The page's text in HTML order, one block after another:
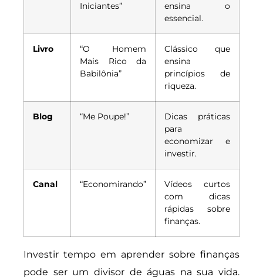
Iniciantes”
ensina o
essencial.
Livro
“O Homem
Mais Rico da
Babilônia”
Clássico que
ensina
princípios de
riqueza.
Blog “Me Poupe!”
Dicas práticas
para
economizar e
investir.
Canal “Economirando”
Vídeos curtos
com dicas
rápidas sobre
finanças.
Investir tempo em aprender sobre finanças
pode ser um divisor de águas na sua vida.